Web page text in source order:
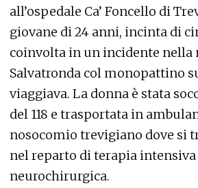
all’ospedale Ca’ Foncello di
giovane di 24 anni, incinta di
coinvolta in un incidente nella
Salvatronda col monopattino
viaggiava. La donna è stata
del 118 e trasportata in
nosocomio trevigiano dove si
nel reparto di terapia intensiva
neurochirurgica.